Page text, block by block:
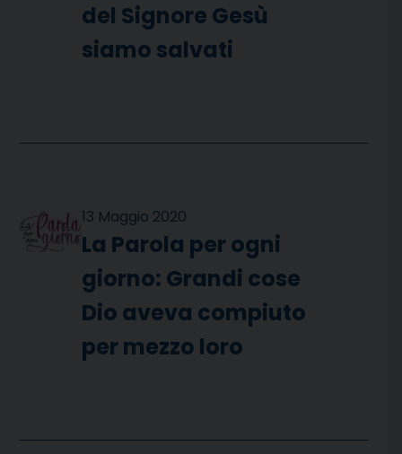
del Signore Gesù
siamo salvati
13 Maggio 2020
La Parola per ogni
giorno: Grandi cose
Dio aveva compiuto
per mezzo loro